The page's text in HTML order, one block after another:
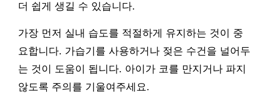
더 쉽게 생길 수 있습니다.
가장 먼저 실내 습도를 적절하게 유지하는 것이 중
요합니다. 가습기를 사용하거나 젖은 수건을 널어두
는 것이 도움이 됩니다. 아이가 코를 만지거나 파지
않도록 주의를 기울여주세요.